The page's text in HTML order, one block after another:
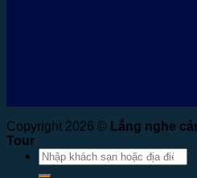
Copyright 2026 © Lắng nghe
Tour
Tìm
kiếm: